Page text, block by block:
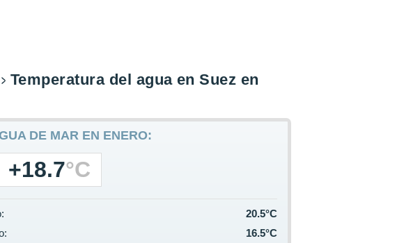
Temperatura del agua en Suez en
DE MAR EN ENERO:
+18.7°C
20.5°C
16.5°C